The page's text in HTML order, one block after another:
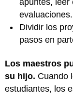
apuntes, leer
evaluaciones.
Dividir los
pasos en
Los maestros
su hijo. Cuando
estudiantes, los